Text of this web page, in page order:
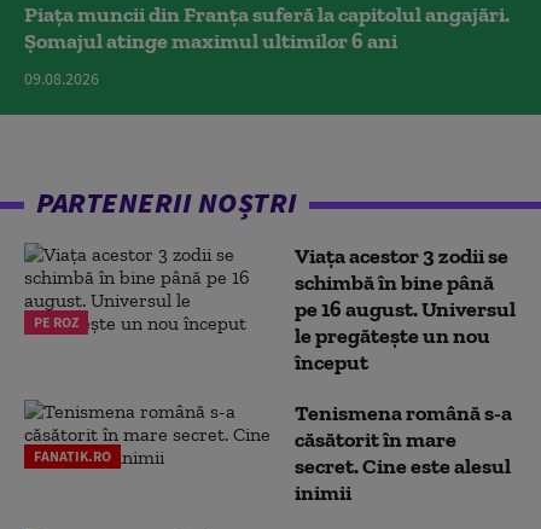
Piața muncii din Franța suferă la capitolul angajări.
Șomajul atinge maximul ultimilor 6 ani
09.08.2026
PARTENERII NOȘTRI
PE ROZ
Viața acestor 3 zodii se
schimbă în bine până
pe 16 august. Universul
le pregătește un nou
început
FANATIK.RO
Tenismena română s-a
căsătorit în mare
secret. Cine este alesul
inimii